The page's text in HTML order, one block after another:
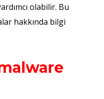
olabilir. Bu
hakkında bilgi